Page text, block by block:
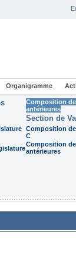
Organigramme
Composition
antérieures
Section de
Composition
C
Composition
antérieures